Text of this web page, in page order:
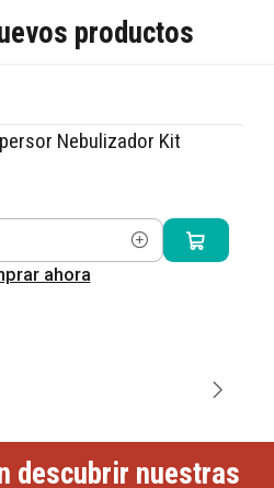
productos
Nebulizador Kit
ahora
descubrir nuestras